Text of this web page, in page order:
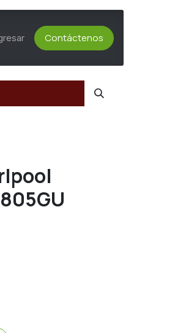
Técnica Servicio al Cliente
Contáctenos